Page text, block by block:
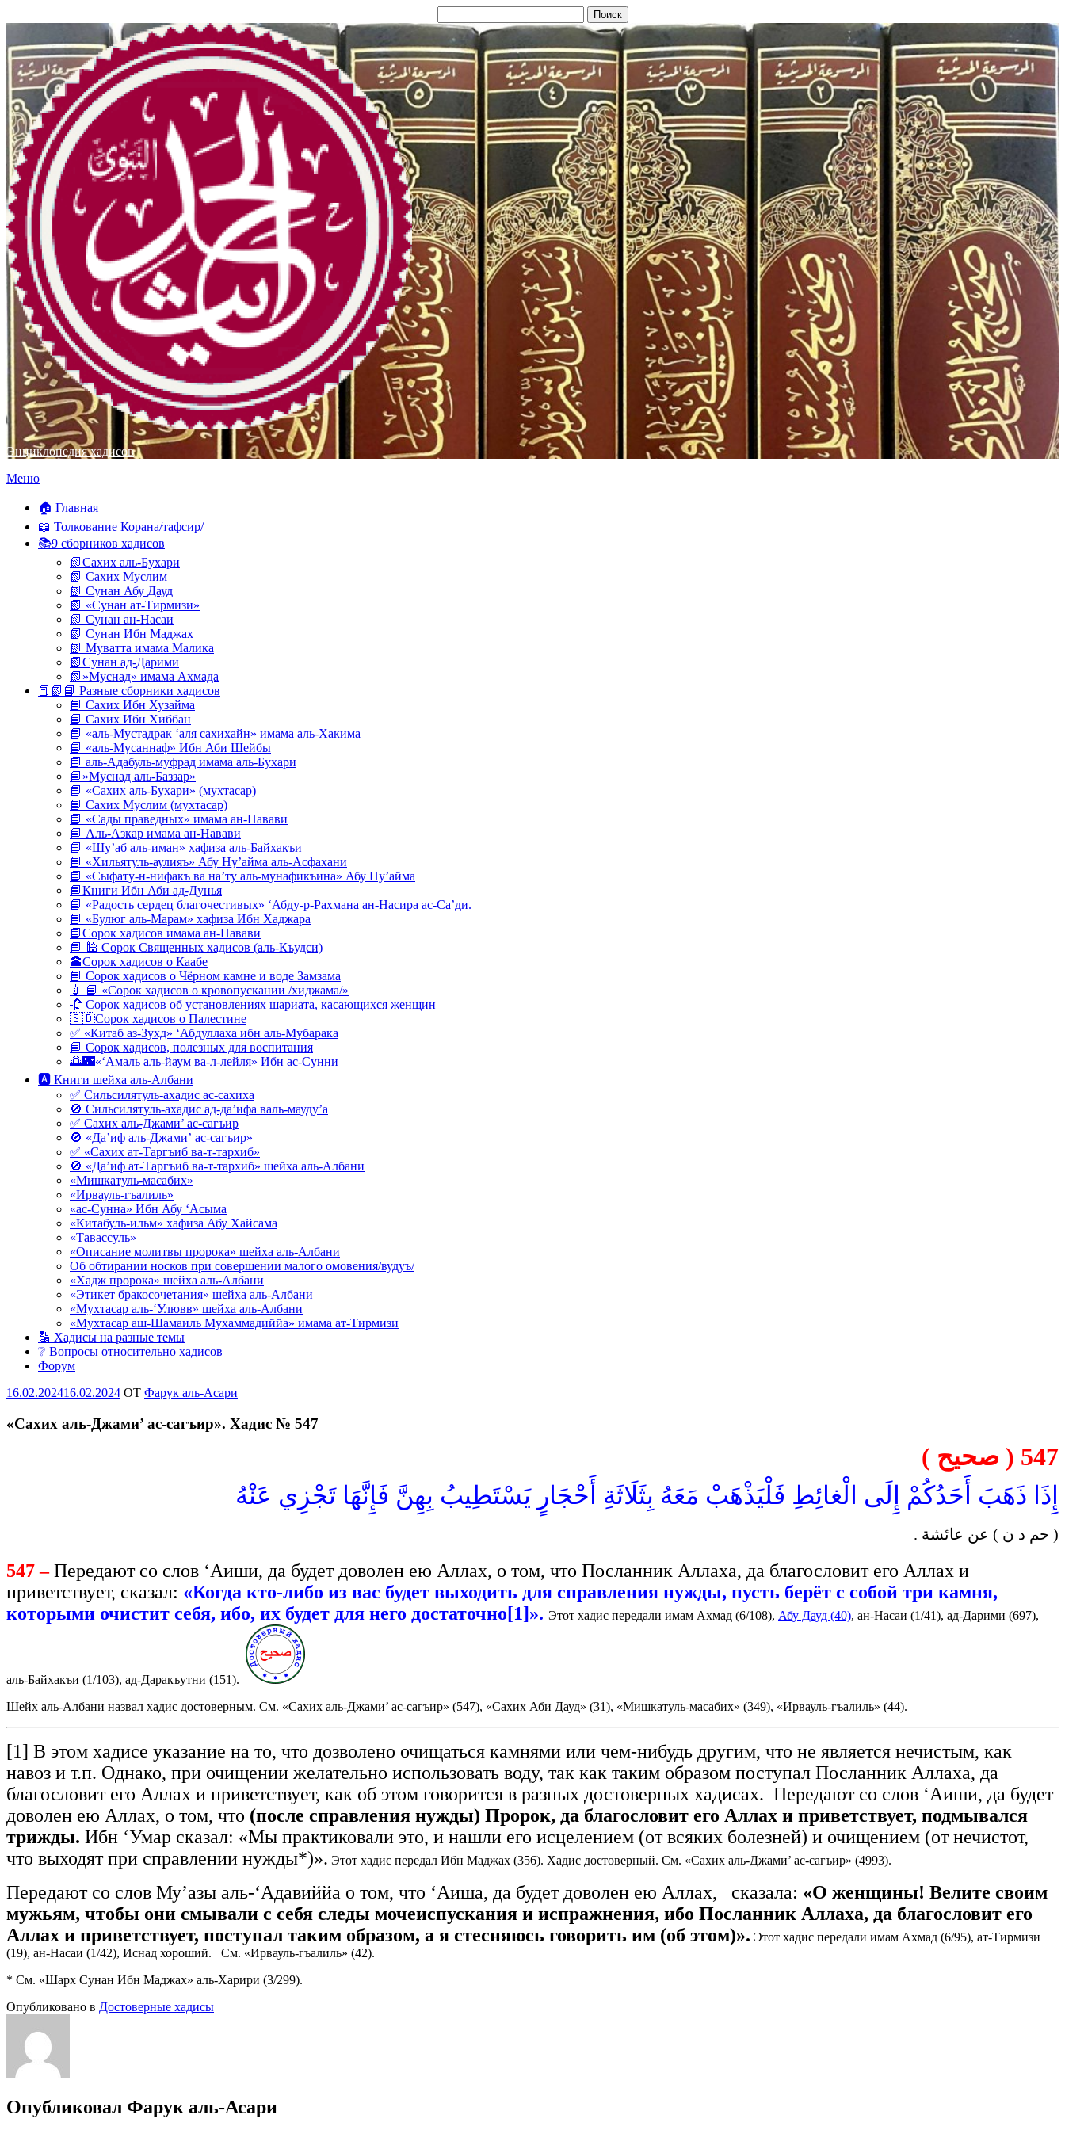
Энциклопедия хадисов
Перейти
содержимому
Меню
🏠 Главная
📖 Толкование Корана/тафсир/
📚9 сборников хадисов
📗Сахих аль-Бухари
📗 Сахих Муслим
📗 Сунан Абу Дауд
📗 «Сунан ат-Тирмизи»
📗 Сунан ан-Насаи
📗 Сунан Ибн Маджах
📗 Муватта имама Малика
📗Сунан ад-Дарими
📗»Муснад» имама Ахмада
📕📗📘 Разные сборники хадисов
📘 Сахих Ибн Хузайма
📘 Сахих Ибн Хиббан
📘 «аль-Мустадрак ‘аля сахихайн» имама аль-Хакима
📘 «аль-Мусаннаф» Ибн Аби Шейбы
📘 аль-Адабуль-муфрад имама аль-Бухари
📘»Муснад аль-Баззар»
📘 «Сахих аль-Бухари» (мухтасар)
📘 Сахих Муслим (мухтасар)
📘 «Сады праведных» имама ан-Навави
📘 Аль-Азкар имама ан-Навави
📘 «Шу’аб аль-иман» хафиза аль-Байхакъи
📘 «Хильятуль-аулияъ» Абу Ну’айма аль-Асфахани
📘 «Сыфату-н-нифакъ ва на’ту аль-мунафикъина» Абу Ну’айма
📘Книги Ибн Аби ад-Дунья
📘 «Радость сердец благочестивых» ‘Абду-р-Рахмана ан-Насира ас-Са’ди.
📘 «Булюг аль-Марам» хафиза Ибн Хаджара
📘Сорок хадисов имама ан-Навави
📘 🕌 Сорок Священных хадисов (аль-Къудси)
🕋Сорок хадисов о Каабе
📘 Сорок хадисов о Чёрном камне и воде Замзама
💉 📘 «Сорок хадисов о кровопускании /хиджама/»
🥀 Сорок хадисов об установлениях шариата, касающихся женщин
🇸🇩Сорок хадисов о Палестине
✅ «Китаб аз-Зухд» ‘Абдуллаха ибн аль-Мубарака
📘 Сорок хадисов, полезных для воспитания
🌅🌃«‘Амаль аль-йаум ва-л-лейля» Ибн ас-Сунни
🅰 Книги шейха аль-Албани
✅ Сильсилятуль-ахадис ас-сахиха
🚫 Сильсилятуль-ахадис ад-да’ифа валь-мауду’а
✅ Сахих аль-Джами’ ас-сагъир
🚫 «Да’иф аль-Джами’ ас-сагъир»
✅ «Сахих ат-Таргъиб ва-т-тархиб»
🚫 «Да’иф ат-Таргъиб ва-т-тархиб» шейха аль-Албани
«Мишкатуль-масабих»
«Ирвауль-гъалиль»
«ас-Сунна» Ибн Абу ‘Асыма
«Китабуль-ильм» хафиза Абу Хайсама
«Тавассуль»
«Описание молитвы пророка» шейха аль-Албани
Об обтирании носков при совершении малого омовения/вудуъ/
«Хадж пророка» шейха аль-Албани
«Этикет бракосочетания» шейха аль-Албани
«Мухтасар аль-‘Улювв» шейха аль-Албани
«Мухтасар аш-Шамаиль Мухаммадиййа» имама ат-Тирмизи
🔡 Хадисы на разные темы
❔ Вопросы относительно хадисов
Форум
Опубликовано
16.02.202416.02.2024 OT Фарук аль-Асари
«Сахих аль-Джами’ ас-сагъир». Хадис № 547
547 ( صحيح )
إِذَا ذَهَبَ أَحَدُكُمْ إِلَى الْغائِطِ فَلْيَذْهَبْ مَعَهُ بِثَلَاثَةِ أَحْجَارٍ يَسْتَطِيبُ بِهِنَّ فَإِنَّهَا تَجْزِي عَنْهُ
( حم د ن ) عن عائشة .
547 – Передают со слов ‘Аиши, да будет доволен ею Аллах, о том, что Посланник Аллаха, да благословит его Аллах и
приветствует, сказал: «Когда кто-либо из вас будет выходить для справления нужды, пусть берёт с собой три камня,
которыми очистит себя, ибо, их будет для него достаточно[1]». Этот хадис передали имам Ахмад (6/108), Абу Дауд (40), ан-Насаи (1/41), ад-Дарими (697),
аль-Байхакъи (1/103), ад-Даракъутни (151).
Шейх аль-Албани назвал хадис достоверным. См. «Сахих аль-Джами’ ас-сагъир» (547), «Сахих Аби Дауд» (31), «Мишкатуль-масабих» (349), «Ирвауль-гъалиль» (44).
[1] В этом хадисе указание на то, что дозволено очищаться камнями или чем-нибудь другим, что не является нечистым, как
навоз и т.п. Однако, при очищении желательно использовать воду, так как таким образом поступал Посланник Аллаха, да
благословит его Аллах и приветствует, как об этом говорится в разных достоверных хадисах. Передают со слов ‘Аиши, да будет
доволен ею Аллах, о том, что (после справления нужды) Пророк, да благословит его Аллах и приветствует, подмывался
трижды. Ибн ‘Умар сказал: «Мы практиковали это, и нашли его исцелением (от всяких болезней) и очищением (от нечистот,
что выходят при справлении нужды*)». Этот хадис передал Ибн Маджах (356). Хадис достоверный. См. «Сахих аль-Джами’ ас-сагъир» (4993).
Передают со слов Му’азы аль-‘Адавиййа о том, что ‘Аиша, да будет доволен ею Аллах, сказала: «О женщины! Велите своим
мужьям, чтобы они смывали с себя следы мочеиспускания и испражнения, ибо Посланник Аллаха, да благословит его
Аллах и приветствует, поступал таким образом, а я стесняюсь говорить им (об этом)». Этот хадис передали имам Ахмад (6/95), ат-Тирмизи
(19), ан-Насаи (1/42), Иснад хороший. См. «Ирвауль-гъалиль» (42).
* См. «Шарх Сунан Ибн Маджах» аль-Харири (3/299).
Опубликовано в Достоверные хадисы
Опубликовал Фарук аль-Асари